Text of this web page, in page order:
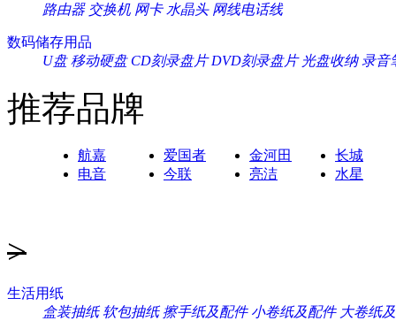
路由器 交换机 网卡 水晶头 网线电话线
数码储存用品
U盘 移动硬盘 CD刻录盘片 DVD刻录盘片 光盘收纳 录音
推荐品牌
航嘉 爱国者 金河田
长城
电音
今联 亮洁 水星
>
生活用纸
盒装抽纸 软包抽纸 擦手纸及配件 小卷纸及配件 大卷纸